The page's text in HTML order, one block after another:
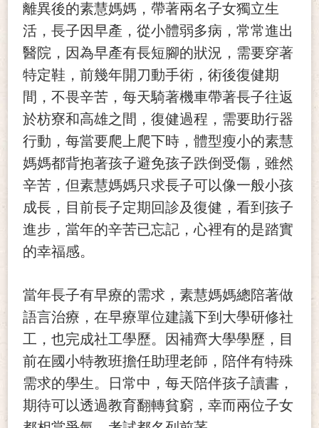
離異後的素慧媽媽，帶著兩名子女獨立生
活，長子因早產，從小體弱多病，常常進出
醫院，因為早產有長短腳的狀況，需要穿著
特定鞋，前幾年開刀動手術，術後復健期
間，不畏辛苦，每天騎著機車帶著長子往返
於枋寮和高雄之間，復健過程，需要助行器
行動，每當要爬上爬下時，體型瘦小的素慧
媽媽都背抱著孩子避免孩子跌倒受傷，雖然
辛苦，但素慧媽媽只求長子可以像一般小孩
成長，目前長子定期回診及復健，看到孩子
進步，當年的辛苦已忘記，心裡有的是踏實
的幸福感。
當年長子有早療的需求，素慧媽媽總陪著做
語言治療，在早療單位建議下到大學研修社
工，也完成社工學歷。因補齊大學學歷，目
前在國小特教班擔任助理老師，陪伴有特殊
需求的學生。日常中，每天陪伴孩子讀書，
期待可以透過教育翻轉貧窮，幸而兩位子女